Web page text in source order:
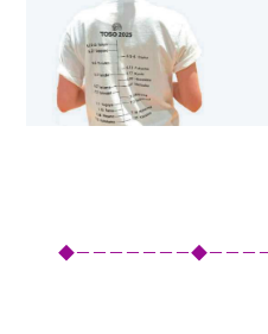
◆－－－－－－－◆－－－